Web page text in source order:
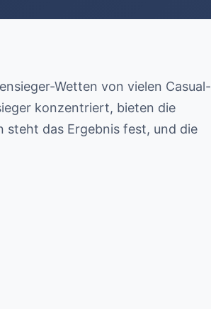
Wetten von vielen Casual-
konzentriert, bieten die
steht das Ergebnis fest, und die